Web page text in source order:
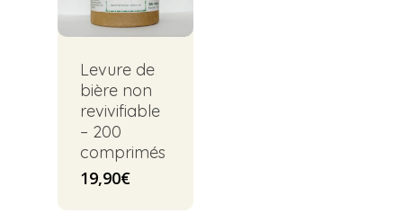
Levure de
bière non
revivifiable
– 200
comprimés
19,90€